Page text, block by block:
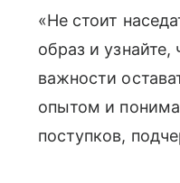
«Не стоит
образ и
важности
опытом и
поступков,